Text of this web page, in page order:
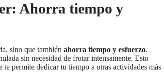
Ahorra tiempo y
sino que también ahorra tiempo y esfuerzo.
sin necesidad de frotar intensamente. Esto
permite dedicar tu tiempo a otras actividades más